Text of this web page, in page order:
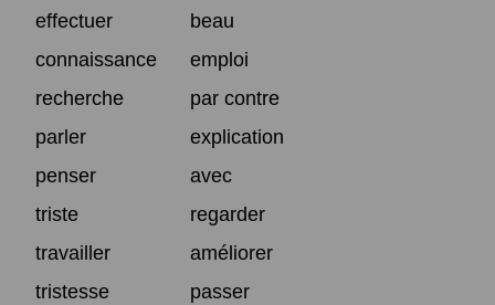
effectuer
beau
connaissance
emploi
recherche
par contre
parler
explication
penser
avec
triste
regarder
travailler
améliorer
tristesse
passer